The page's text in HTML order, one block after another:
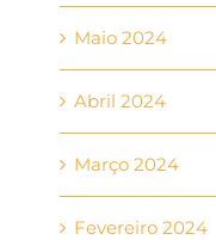
Maio 2024
Abril 2024
Março 2024
Fevereiro 2024